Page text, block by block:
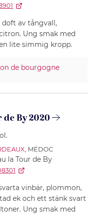
av tångvall,
Ung smak med
lite simmig kropp.
de bourgogne
de By 2020
, MÉDOC
la Tour de By
vinbär, plommon,
ek och ett stänk svart
Ung smak med